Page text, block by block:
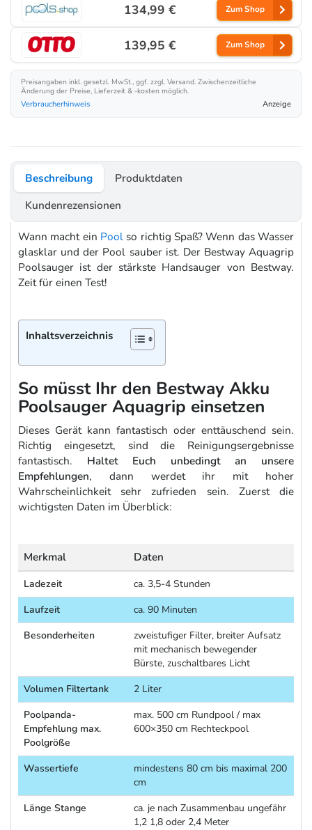
134,99 € Zum Shop
139,95 € Zum Shop
Preisangaben inkl. gesetzl. MwSt., ggf. zzgl. Versand. Zwischenzeitliche
Änderung der Preise, Lieferzeit & -kosten möglich.
Verbraucherhinweis
Anzeige
Beschreibung
Produktdaten
Kundenrezensionen
Wann macht ein Pool so richtig Spaß? Wenn das Wasser
glasklar und der Pool sauber ist. Der Bestway Aquagrip
Poolsauger ist der stärkste Handsauger von Bestway.
Zeit für einen Test!
Inhaltsverzeichnis
So müsst Ihr den Bestway Akku
Poolsauger Aquagrip einsetzen
Dieses Gerät kann fantastisch oder enttäuschend sein.
Richtig eingesetzt, sind die Reinigungsergebnisse
fantastisch. Haltet Euch unbedingt an unsere
Empfehlungen, dann werdet ihr mit hoher
Wahrscheinlichkeit sehr zufrieden sein. Zuerst die
wichtigsten Daten im Überblick:
Merkmal Daten
Ladezeit
ca. 3,5-4 Stunden
Laufzeit
ca. 90 Minuten
Besonderheiten
zweistufiger Filter, breiter Aufsatz
mit mechanisch bewegender
Bürste, zuschaltbares Licht
Volumen Filtertank
2 Liter
Poolpanda-
Empfehlung max.
Poolgröße
max. 500 cm Rundpool / max
600×350 cm Rechteckpool
Wassertiefe
mindestens 80 cm bis maximal 200
cm
Länge Stange
ca. je nach Zusammenbau ungefähr
1,2 1,8 oder 2,4 Meter